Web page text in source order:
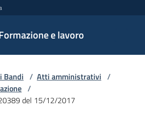
e lavoro
Bandi / Atti amministrativi /
/
del 15/12/2017